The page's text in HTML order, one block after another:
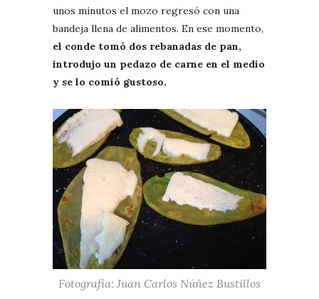
unos minutos el mozo regresó con una
bandeja llena de alimentos. En ese momento,
el conde tomó dos rebanadas de pan,
introdujo un pedazo de carne en el medio
y se lo comió gustoso.
Fotografía: Juan Carlos Núñez Bustillos